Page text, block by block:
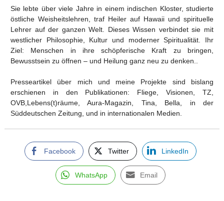
Sie lebte über viele Jahre in einem indischen Kloster, studierte
östliche Weisheitslehren, traf Heiler auf Hawaii und spirituelle
Lehrer auf der ganzen Welt. Dieses Wissen verbindet sie mit
westlicher Philosophie, Kultur und moderner Spiritualität. Ihr
Ziel: Menschen in ihre schöpferische Kraft zu bringen,
Bewusstsein zu öffnen – und Heilung ganz neu zu denken..
Presseartikel über mich und meine Projekte sind bislang
erschienen in den Publikationen: Fliege, Visionen, TZ,
OVB,Lebens(t)räume, Aura-Magazin, Tina, Bella, in der
Süddeutschen Zeitung, und in internationalen Medien.
Facebook Twitter LinkedIn
WhatsApp Email